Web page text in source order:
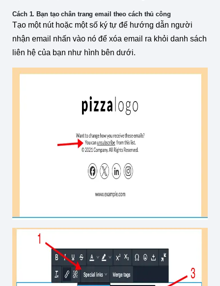
Cách 1. Bạn tạo chân trang email theo cách thủ công
Tạo một nút hoặc một số ký tự để hướng dẫn người
nhận email nhấn vào nó để xóa email ra khỏi danh sách
liên hệ của bạn như hình bên dưới.